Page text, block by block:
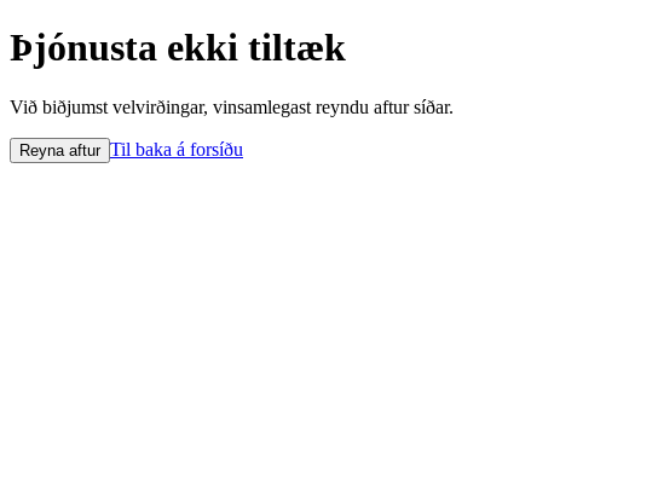
Þjónusta ekki tiltæk
Við biðjumst velvirðingar, vinsamlegast reyndu aftur síðar.
Reyna aftur Til baka á forsíðu